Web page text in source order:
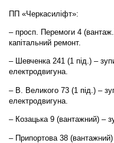
ПП «Черкасиліфт»:
– просп. Перемоги 4
капітальний ремонт.
– Шевченка 241 (1 під.) –
електродвигуна.
– В. Великого 73 (1 під.) –
електродвигуна.
– Козацька 9 (вантажний) –
– Припортова 38